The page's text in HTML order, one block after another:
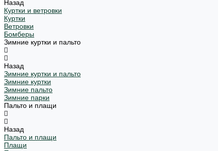
Назад
Куртки и ветровки
Куртки
Ветровки
Бомберы
Зимние куртки и пальто
Назад
Зимние куртки и пальто
Зимние куртки
Зимние пальто
Зимние парки
Пальто и плащи
Назад
Пальто и плащи
Плащи